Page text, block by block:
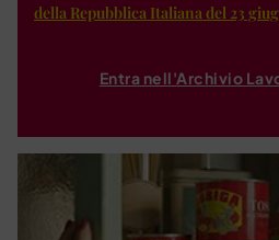
della Repubblica Italiana del 23
Entra nell'Archivio